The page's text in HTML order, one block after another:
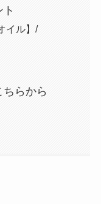
イル】/
らから